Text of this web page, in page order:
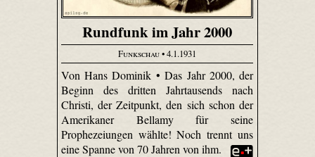
Rundfunk im Jahr 2000
Funkschau• 4.1.1931
Von Hans Dominik • Das Jahr 2000, der
Beginn des dritten Jahrtausends nach
Christi, der Zeitpunkt, den sich schon der
Amerikaner Bellamy für seine
Prophezeiungen wählte! Noch trennt uns
eine Spanne von 70 Jahren von ihm.